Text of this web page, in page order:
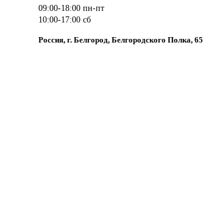
09:00-18:00 пн-пт
10:00-17:00 сб
Россия, г. Белгород, Белгородского Полка, 65